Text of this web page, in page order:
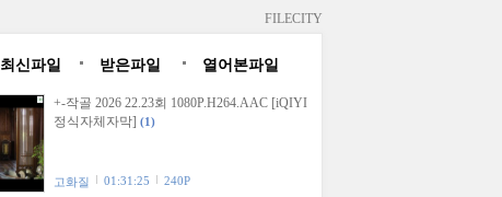
FILECITY
최신파일 받은파일 열어본파일
+-작골 2026 22.23회 1080P.H264.AAC [iQIYI
정식자체자막] (1)
고화질 01:31:25 240P